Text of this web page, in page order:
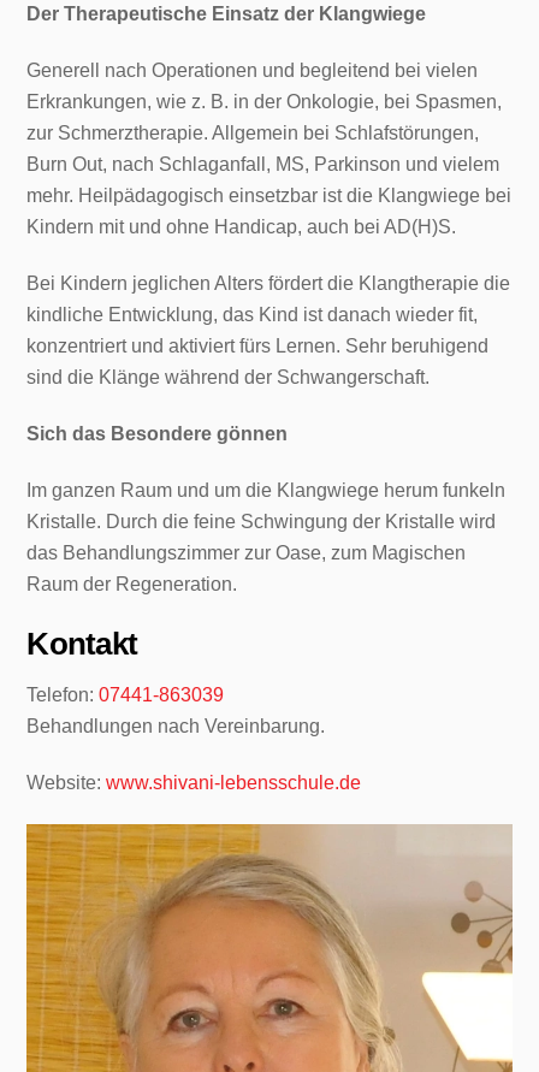
Der Therapeutische Einsatz der Klangwiege
Generell nach Operationen und begleitend bei vielen
Erkrankungen, wie z. B. in der Onkologie, bei Spasmen,
zur Schmerztherapie. Allgemein bei Schlafstörungen,
Burn Out, nach Schlaganfall, MS, Parkinson und vielem
mehr. Heilpädagogisch einsetzbar ist die Klangwiege bei
Kindern mit und ohne Handicap, auch bei AD(H)S.
Bei Kindern jeglichen Alters fördert die Klangtherapie die
kindliche Entwicklung, das Kind ist danach wieder fit,
konzentriert und aktiviert fürs Lernen. Sehr beruhigend
sind die Klänge während der Schwangerschaft.
Sich das Besondere gönnen
Im ganzen Raum und um die Klangwiege herum funkeln
Kristalle. Durch die feine Schwingung der Kristalle wird
das Behandlungszimmer zur Oase, zum Magischen
Raum der Regeneration.
Kontakt
Telefon:07441-863039
Behandlungen nach Vereinbarung.
Website:www.shivani-lebensschule.de